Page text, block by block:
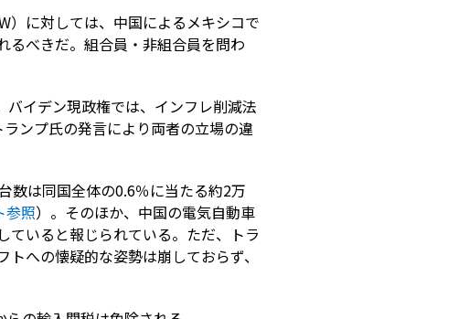
）に対しては、中国によるメキシコで
るべきだ。組合員・非組合員を問わ
イデン現政権では、インフレ削減法
ンプ氏の発言により両者の立場の違
数は同国全体の0.6％に当たる約2万
参照）。そのほか、中国の電気自動車
ていると報じられている。ただ、トラ
への懐疑的な姿勢は崩しておらず、